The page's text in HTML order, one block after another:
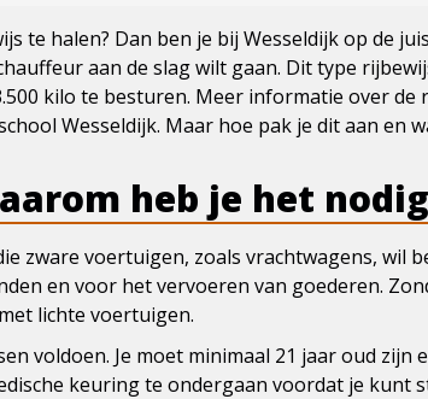
te halen? Dan ben je bij Wesseldijk op de
aan de slag wilt gaan. Dit type
kilo te besturen. Meer informatie over de
Wesseldijk. Maar hoe pak je dit aan en
heb je het
zware voertuigen, zoals vrachtwagens, wil
en voor het vervoeren van goederen.
lichte voertuigen.
voldoen. Je moet minimaal 21 jaar oud zijn
keuring te ondergaan voordat je kunt